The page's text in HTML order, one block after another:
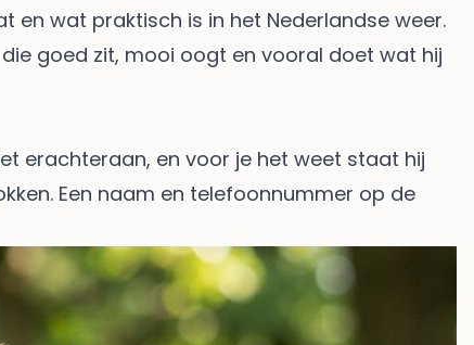
en wat praktisch is in het Nederlandse weer.
goed zit, mooi oogt en vooral doet wat hij
erachteraan, en voor je het weet staat hij
Een naam en telefoonnummer op de